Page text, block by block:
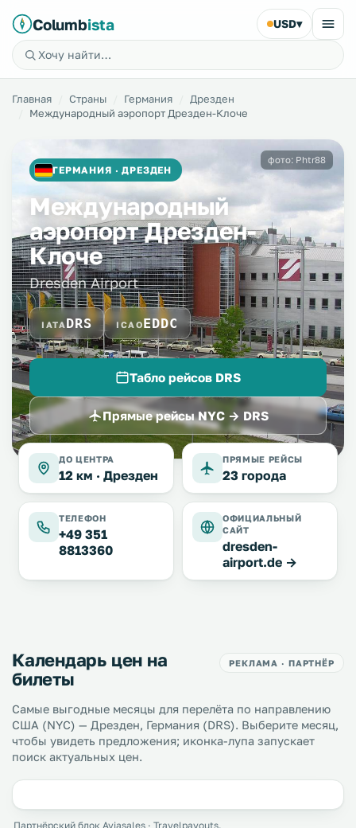
Columbista USD▾
Главная Страны Германия
Дрезден
Международный аэропорт Дрезден-Клоче
ГЕРМАНИЯ · ДРЕЗДЕН
Международный
аэропорт Дрезден-
Клоче
Dresden Airport
IATADRS ICAOEDDC
Табло рейсов DRS
Прямые рейсы NYC → DRS
фото: Phtr88
ДО ЦЕНТРА
12 км · Дрезден
ПРЯМЫЕ РЕЙСЫ
23 города
ТЕЛЕФОН
+49 351
8813360
ОФИЦИАЛЬНЫЙ
САЙТ
dresden-
airport.de →
Календарь цен на
билеты
РЕКЛАМА · ПАРТНЁР
Самые выгодные месяцы для перелёта по направлению
США (NYC) — Дрезден, Германия (DRS). Выберите месяц,
чтобы увидеть предложения; иконка-лупа запускает
поиск актуальных цен.
Партнёрский блок Aviasales · Travelpayouts.